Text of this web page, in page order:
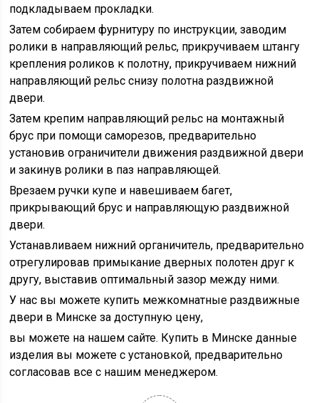
подкладываем прокладки.
Затем собираем фурнитуру по инструкции, заводим
ролики в направляющий рельс, прикручиваем штангу
крепления роликов к полотну, прикручиваем нижний
направляющий рельс снизу полотна раздвижной
двери.
Затем крепим направляющий рельс на монтажный
брус при помощи саморезов, предварительно
установив ограничители движения раздвижной двери
и закинув ролики в паз направляющей.
Врезаем ручки купе и навешиваем багет,
прикрывающий брус и направляющую раздвижной
двери.
Устанавливаем нижний органичитель, предварительно
отрегулировав примыкание дверных полотен друг к
другу, выставив оптимальный зазор между ними.
У нас вы можете купить межкомнатные раздвижные
двери в Минске за доступную цену,
вы можете на нашем сайте. Купить в Минске данные
изделия вы можете с установкой, предварительно
согласовав все с нашим менеджером.